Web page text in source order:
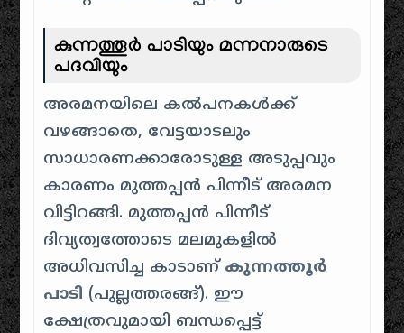
കുന്നത്തൂർ പാടിയും മന്നനാരുടെ
പദവിയും
അരമനയിലെ കൽപനകൾക്ക്
വഴങ്ങാതെ, വേട്ടയാടലും
സാധാരണക്കാരോടുള്ള അടുപ്പവും
കാരണം മുത്തപ്പൻ പിന്നീട് അരമന
വിട്ടിറങ്ങി. മുത്തപ്പൻ പിന്നീട്
ദിവ്യത്വത്തോടെ മലമുകളിൽ
അധിവസിച്ച കാടാണ് കുന്നത്തൂർ
പാടി (പുല്ലത്തരങ്ങ്). ഈ
ക്ഷേത്രവുമായി ബന്ധപ്പെട്ട്